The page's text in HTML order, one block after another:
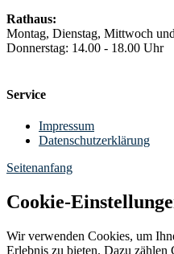
Rathaus:
Montag, Dienstag, Mittwoch
Donnerstag: 14.00 - 18.00 Uhr
Service
Impressum
Datenschutzerklärung
Seitenanfang
Cookie-
Wir verwenden Cookies, um
Erlebnis zu bieten. Dazu